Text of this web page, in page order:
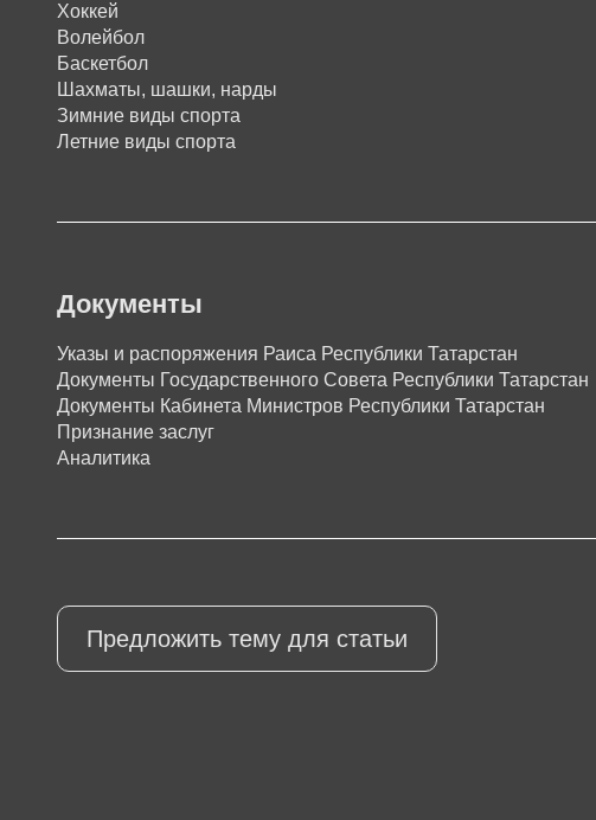
Хоккей
Волейбол
Баскетбол
Шахматы, шашки, нарды
Зимние виды спорта
Летние виды спорта
Документы
Указы и распоряжения Раиса Республики Татарстан
Документы Государственного Совета Республики Татарстан
Документы Кабинета Министров Республики Татарстан
Признание заслуг
Аналитика
Предложить тему для статьи